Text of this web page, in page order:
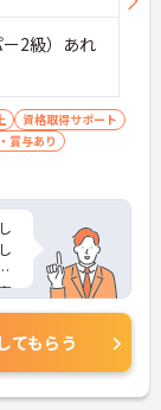
2級）あれ
資格取得サポート
賞与あり
てもらう